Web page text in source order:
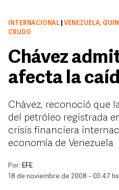
INTERNACIONAL
VENEZUELA,
CRUDO
Chávez
afecta la
Chávez, reconoció que
del petróleo registrada
crisis financiera
economía de Venezuela
Por: EFE
18 de noviembre de 2008 - 03:47 hs